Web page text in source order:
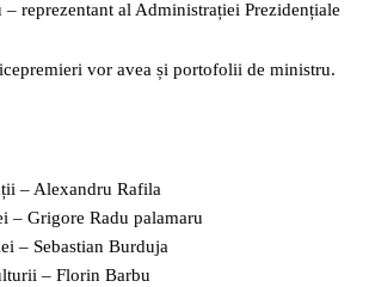
– reprezentant al Administrației Prezidențiale
vor avea și portofolii de ministru.
– Alexandru Rafila
– Grigore Radu palamaru
– Sebastian Burduja
– Florin Barbu